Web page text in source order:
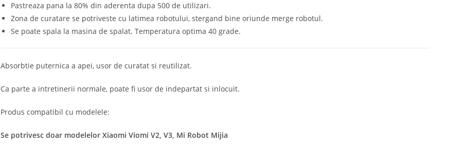
Pastreaza pana la 80% din aderenta dupa 500 de utilizari.
Zona de curatare se potriveste cu latimea robotului, stergand bine oriunde merge robotul.
Se poate spala la masina de spalat. Temperatura optima 40 grade.
Absorbtie puternica a apei, usor de curatat si reutilizat.
Ca parte a intretinerii normale, poate fi usor de indepartat si inlocuit.
Produs compatibil cu modelele:
Se potrivesc doar modelelor Xiaomi Viomi V2, V3, Mi Robot Mijia